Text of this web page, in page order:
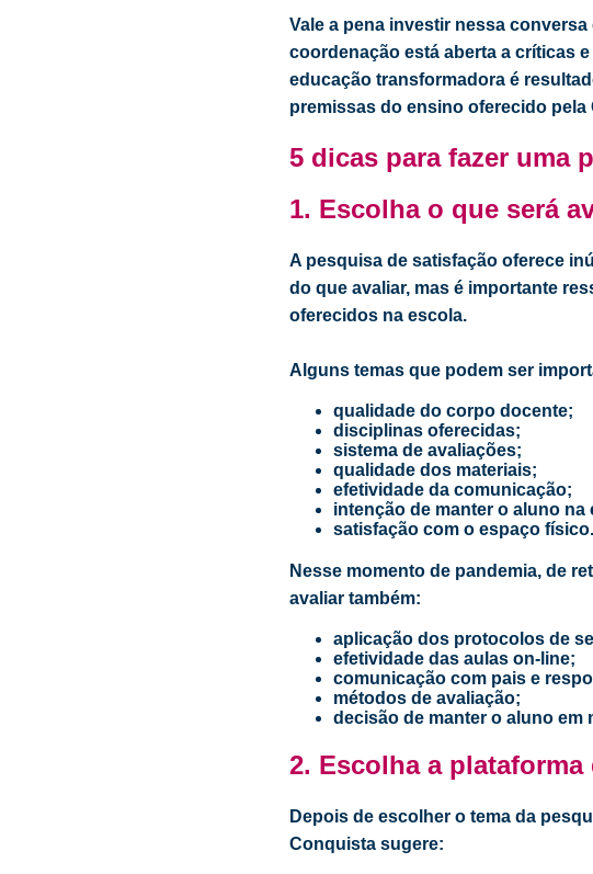
Vale a pena investir nessa
coordenação está aberta a críticas
educação transformadora é
premissas do ensino oferecido pela
5 dicas para fazer uma
1. Escolha o que será
A pesquisa de satisfação oferece
do que avaliar, mas é importante
oferecidos na escola.
Alguns temas que podem ser
qualidade do corpo docente;
disciplinas oferecidas;
sistema de avaliações;
qualidade dos materiais;
efetividade da comunicação;
intenção de manter o aluno
satisfação com o espaço físico.
Nesse momento de pandemia, de
avaliar também:
aplicação dos protocolos de
efetividade das aulas on-line;
comunicação com pais e
métodos de avaliação;
decisão de manter o aluno em
2. Escolha a
Depois de escolher o tema da
Conquista sugere: